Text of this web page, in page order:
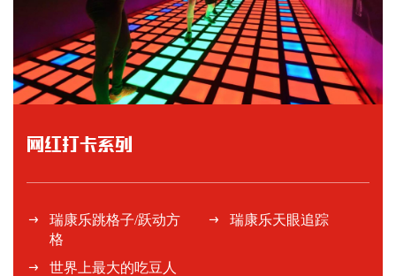
网红打卡系列
瑞康乐跳格子/跃动方
格
瑞康乐天眼追踪
世界上最大的吃豆人